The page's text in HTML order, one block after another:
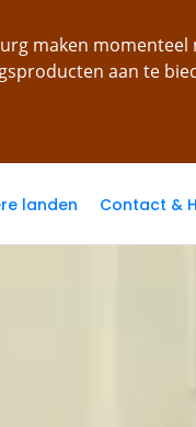
maken momenteel
aan te
landen Contact &